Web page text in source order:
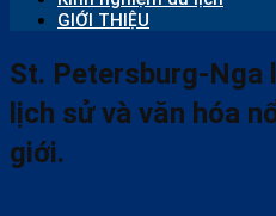
GIỚI THIỆU
St. Petersburg-Nga
lịch sử và văn hóa
giới.